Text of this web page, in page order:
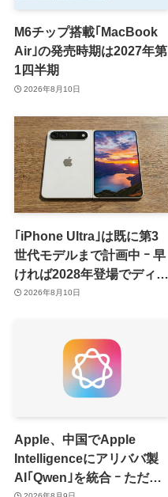
M6チップ搭載｢MacBook
Air｣の発売時期は2027年第
1四半期
2026年8月10日
｢iPhone Ultra｣は既に第3
世代モデルまで計画中 ｰ 早
ければ2028年登場でディス
プレイが僅かに大型化
2026年8月10日
Apple、中国でApple
Intelligenceにアリババ製
AI｢Qwen｣を統合 ｰ ただ、